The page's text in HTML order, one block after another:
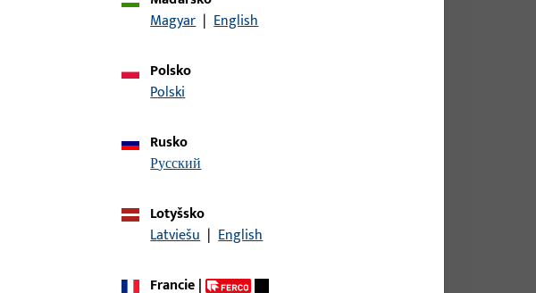
LAPPENSCHLIESSBLECH, DIN LS, AUS NICHTROST.STAHL,ECKIG,
WINKELSCHLIESSBLECHE DIN LS AUS NICHTROST.STAHL,ECKIG,
Magyar | English
Polsko
Polski
Rusko
русский
Lotyšsko
Latviešu | English
Francie|